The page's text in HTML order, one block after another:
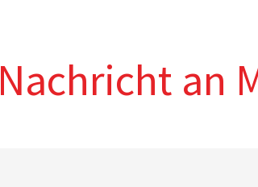
Nachricht an